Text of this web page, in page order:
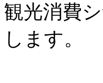
観光消費
します。